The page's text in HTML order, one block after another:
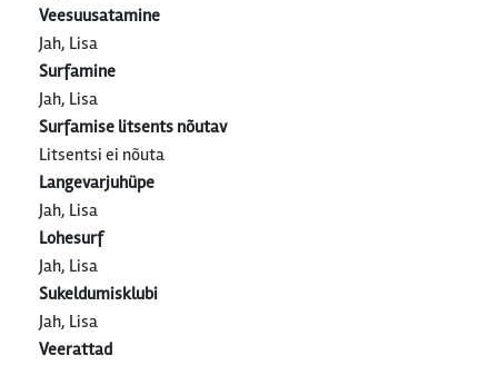
Veesuusatamine
Jah, Lisa
Surfamine
Jah, Lisa
Surfamise litsents nõutav
Litsentsi ei nõuta
Langevarjuhüpe
Jah, Lisa
Lohesurf
Jah, Lisa
Sukeldumisklubi
Jah, Lisa
Veerattad